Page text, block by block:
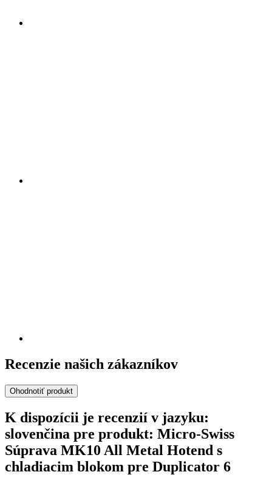
Recenzie našich zákazníkov
Ohodnotiť produkt
K dispozícii je recenzií v jazyku:
slovenčina pre produkt: Micro-Swiss
Súprava MK10 All Metal Hotend s
chladiacim blokom pre Duplicator 6